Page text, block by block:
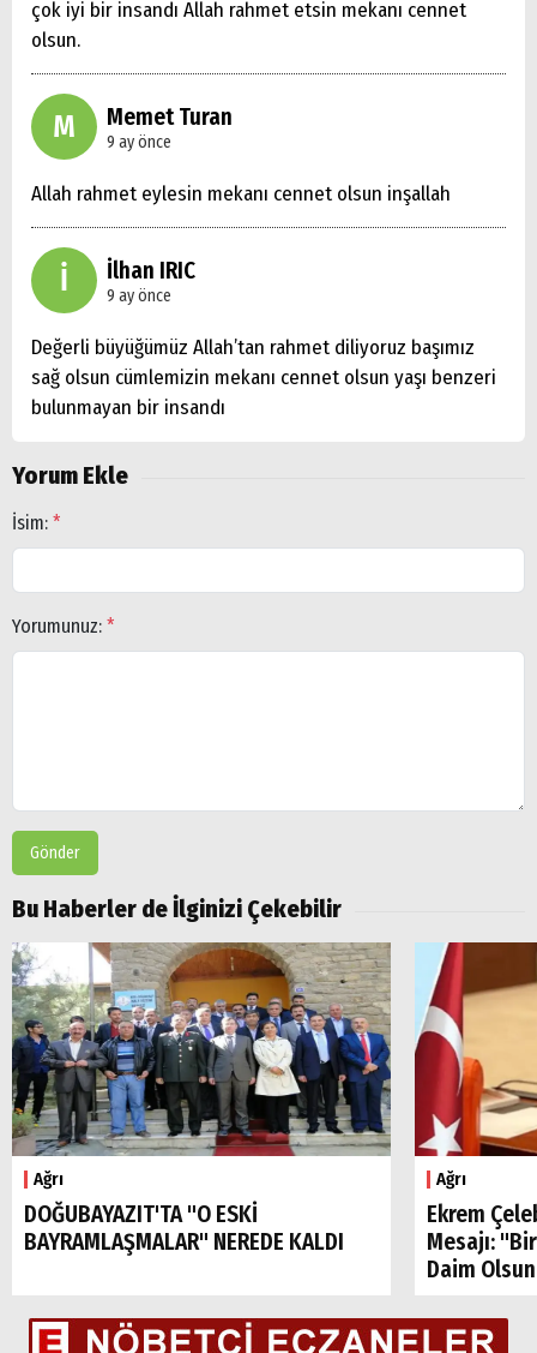
çok iyi bir insandı Allah rahmet etsin mekanı cennet
olsun.
M Memet Turan
9 ay önce
Allah rahmet eylesin mekanı cennet olsun inşallah
İ İlhan IRIC
9 ay önce
Değerli büyüğümüz Allah’tan rahmet diliyoruz başımız
sağ olsun cümlemizin mekanı cennet olsun yaşı benzeri
bulunmayan bir insandı
Yorum Ekle
İsim: *
Yorumunuz: *
Gönder
Bu Haberler de İlginizi Çekebilir
Ağrı
DOĞUBAYAZIT'TA "O ESKİ
BAYRAMLAŞMALAR" NEREDE KALDI
Ağrı
Ekrem
Mesajı:
Daim
Arama
Popüler
Aramalar:
Ağrı